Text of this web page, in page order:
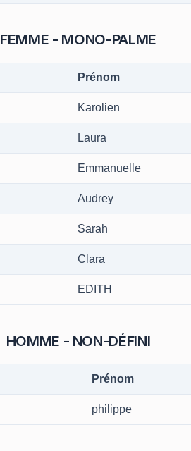
FEMME - MONO-PALME
Prénom
Karolien
Laura
Emmanuelle
Audrey
Sarah
Clara
EDITH
HOMME - NON-DÉFINI
Prénom
philippe